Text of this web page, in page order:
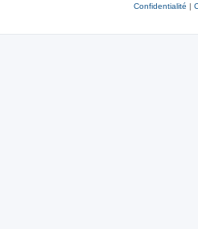
Confidentialité |